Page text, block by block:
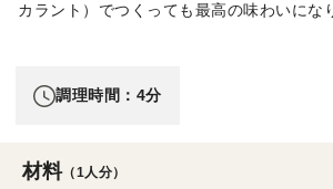
カラント）でつくっても最高の味わいにな
材料（1人分）
調理時間：4分